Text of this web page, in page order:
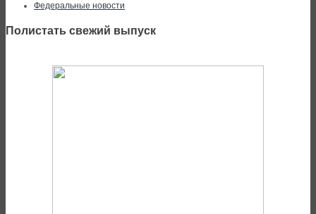
Федеральные новости
Полистать свежий выпуск